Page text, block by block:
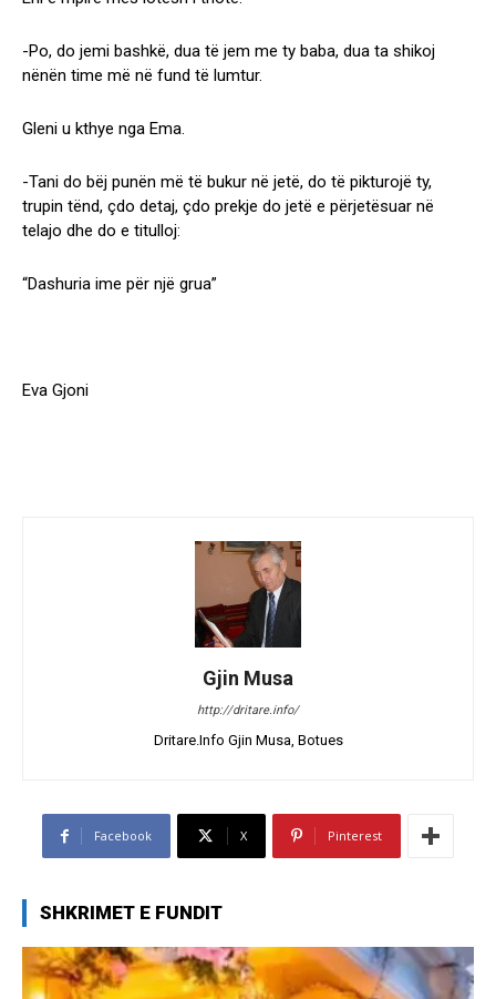
-Po, do jemi bashkë, dua të jem me ty baba, dua ta shikoj
nënën time më në fund të lumtur.
Gleni u kthye nga Ema.
-Tani do bëj punën më të bukur në jetë, do të pikturojë ty,
trupin tënd, çdo detaj, çdo prekje do jetë e përjetësuar në
telajo dhe do e titulloj:
“Dashuria ime për një grua”
Eva Gjoni
Gjin Musa
http://dritare.info/
Dritare.Info Gjin Musa, Botues
Facebook X Pinterest
SHKRIMET E FUNDIT